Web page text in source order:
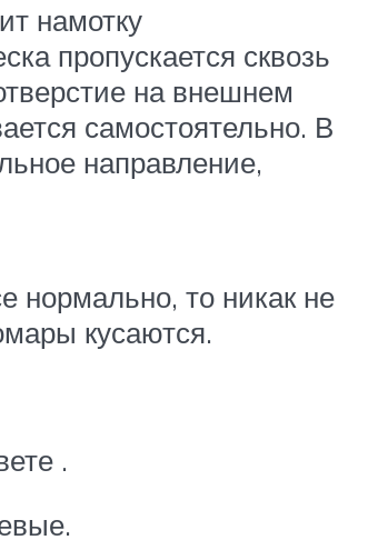
намотку
пропускается сквозь
на внешнем
самостоятельно. В
направление,
нормально, то никак не
кусаются.
.